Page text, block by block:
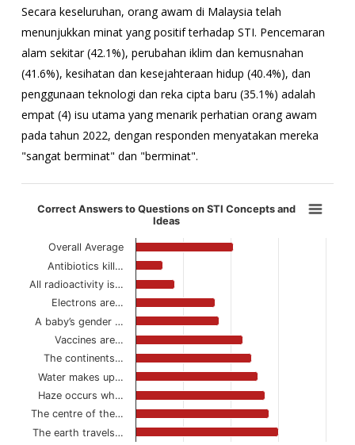
Secara keseluruhan, orang awam di Malaysia telah
menunjukkan minat yang positif terhadap STI. Pencemaran
alam sekitar (42.1%), perubahan iklim dan kemusnahan
(41.6%), kesihatan dan kesejahteraan hidup (40.4%), dan
penggunaan teknologi dan reka cipta baru (35.1%) adalah
empat (4) isu utama yang menarik perhatian orang awam
pada tahun 2022, dengan responden menyatakan mereka
"sangat berminat" dan "berminat".
Correct Answers to Questions on STI Concepts and Ideas
View as data table, Correct Answers to Questions on STI Concepts
Carta mempunyai 1 paksi X yang memaparkan kategori.
The chart has 1 Y axis displaying values. Data ranges from 14.4
Correct Answers to Questions on STI Concepts and
Ideas
Overall Average
Antibiotics kill…
All radioactivity is…
Electrons are…
A baby’s gender …
Vaccines are…
The continents…
Water makes up…
Haze occurs wh…
The centre of the…
The earth travels…